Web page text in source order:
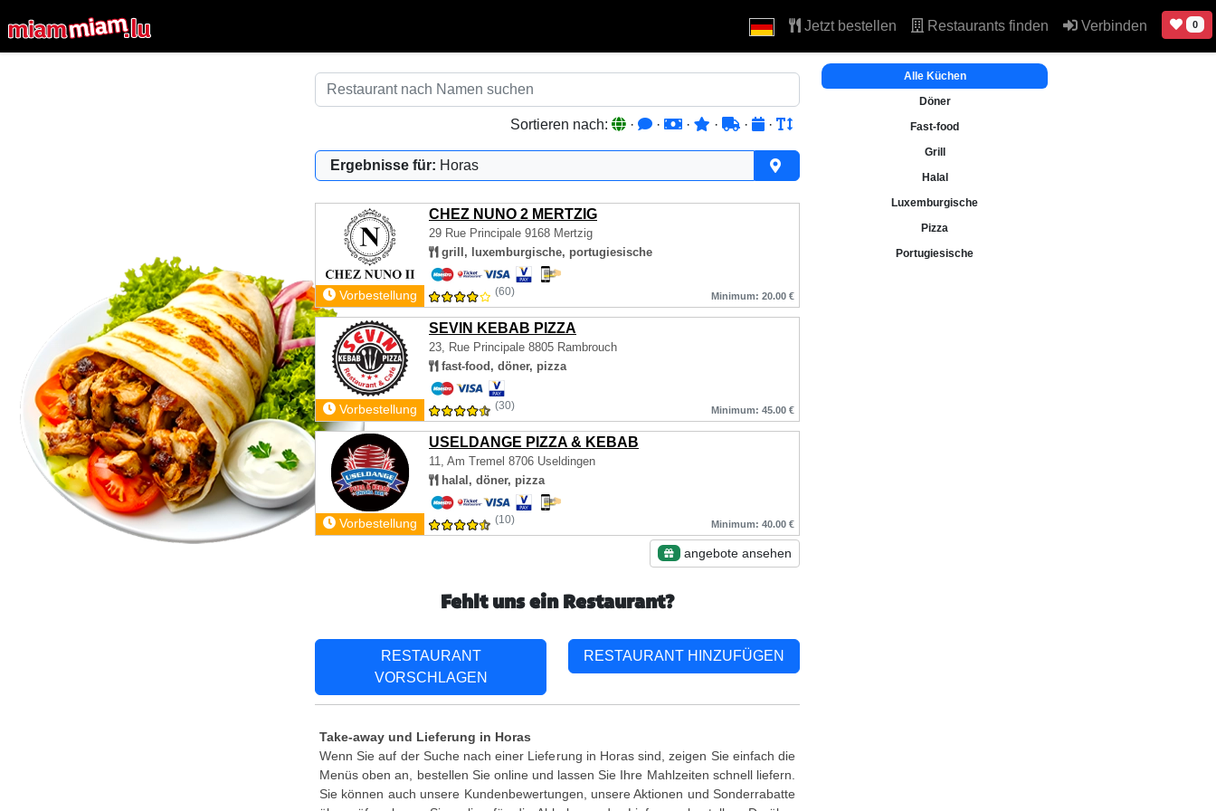
Jetzt bestellen Restaurants finden Verbinden 0
Sortieren nach: · · · · · ·
Ergebnisse für: Horas
CHEZ NUNO 2 MERTZIG
29 Rue Principale 9168 Mertzig
grill, luxemburgische, portugiesische
Vorbestellung (60) Minimum: 20.00 €
SEVIN KEBAB PIZZA
23, Rue Principale 8805 Rambrouch
fast-food, döner, pizza
Vorbestellung (30) Minimum: 45.00 €
USELDANGE PIZZA & KEBAB
11, Am Tremel 8706 Useldingen
halal, döner, pizza
Vorbestellung (10) Minimum: 40.00 €
angebote ansehen
Alle Küchen
Döner
Fast-food
Grill
Halal
Luxemburgische
Pizza
Portugiesische
Fehlt uns ein Restaurant?
RESTAURANT
VORSCHLAGEN
RESTAURANT HINZUFÜGEN
Take-away und Lieferung in Horas
Wenn Sie auf der Suche nach einer Lieferung in Horas sind, zeigen Sie einfach die
Menüs oben an, bestellen Sie online und lassen Sie Ihre Mahlzeiten schnell liefern.
Sie können auch unsere Kundenbewertungen, unsere Aktionen und Sonderrabatte